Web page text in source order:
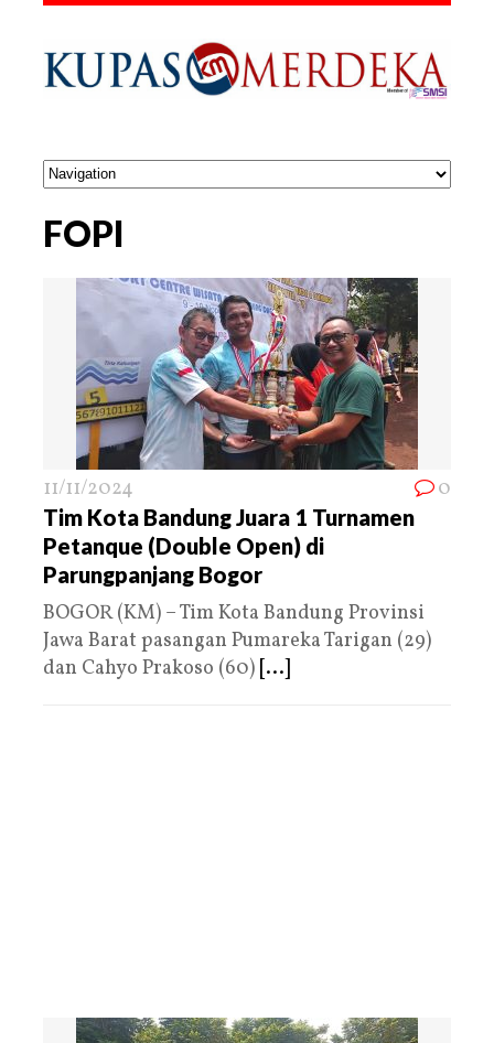
FOPI
11/11/2024 0
Tim Kota Bandung Juara 1 Turnamen
Petanque (Double Open) di
Parungpanjang Bogor
BOGOR (KM) – Tim Kota Bandung Provinsi
Jawa Barat pasangan Pumareka Tarigan (29)
dan Cahyo Prakoso (60) [...]